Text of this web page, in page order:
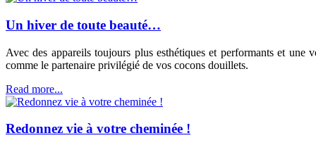
Un hiver de toute beauté…
Avec des appareils toujours plus esthétiques et performants et une
comme le partenaire privilégié de vos cocons douillets.
Read more...
Redonnez vie à votre cheminée !